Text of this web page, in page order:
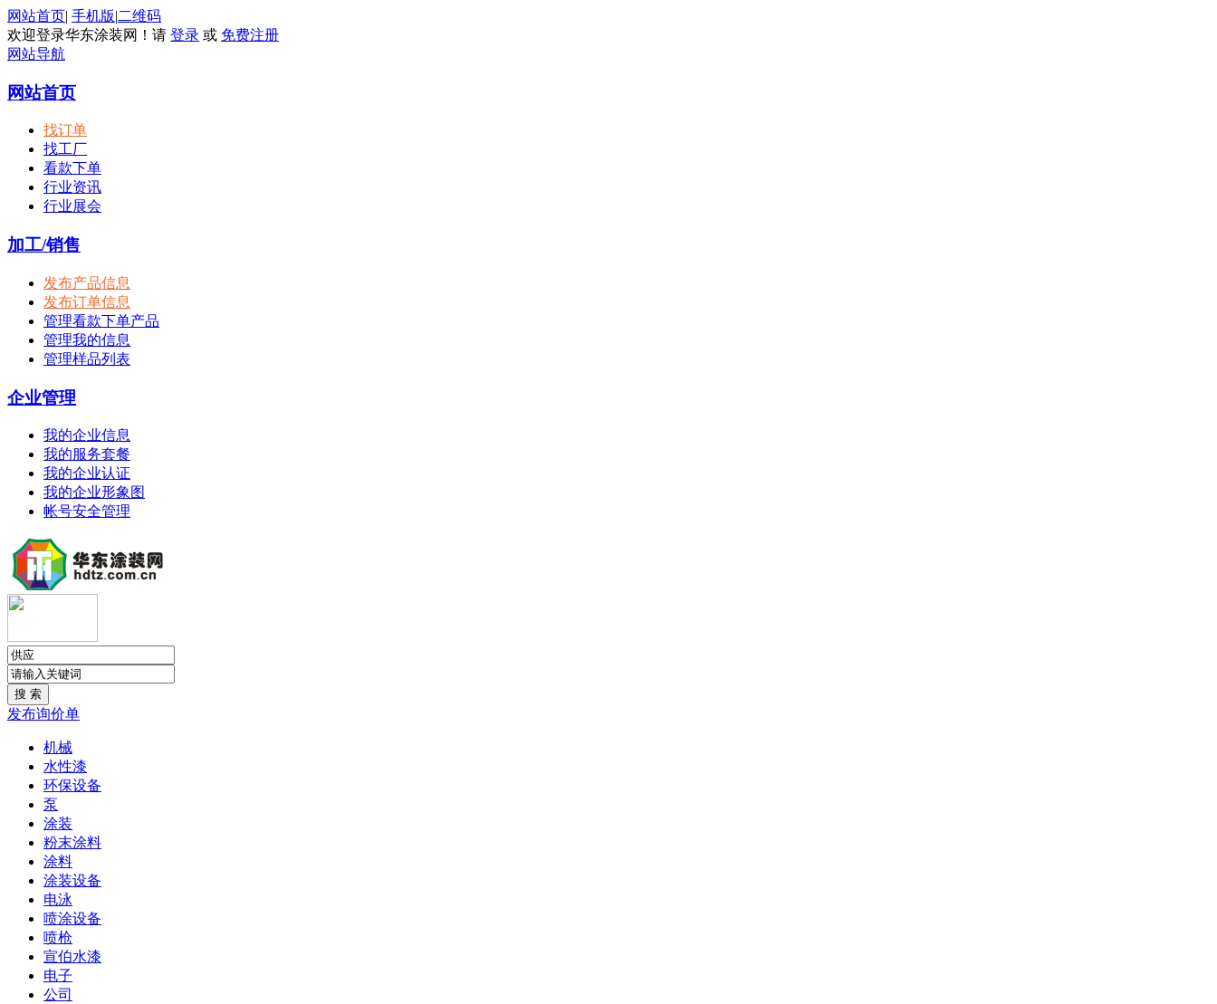
网站首页| 手机版|二维码
欢迎登录华东涂装网！请 登录 或 免费注册
网站导航
网站首页
找订单
找工厂
看款下单
行业资讯
行业展会
加工/销售
发布产品信息
发布订单信息
管理看款下单产品
管理我的信息
管理样品列表
企业管理
我的企业信息
我的服务套餐
我的企业认证
我的企业形象图
帐号安全管理
发布询价单
机械
水性漆
环保设备
泵
涂装
粉末涂料
涂料
涂装设备
电泳
喷涂设备
喷枪
宣伯水漆
电子
公司